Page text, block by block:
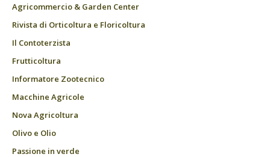
Agricommercio & Garden Center
Rivista di Orticoltura e Floricoltura
Il Contoterzista
Frutticoltura
Informatore Zootecnico
Macchine Agricole
Nova Agricoltura
Olivo e Olio
Passione in verde